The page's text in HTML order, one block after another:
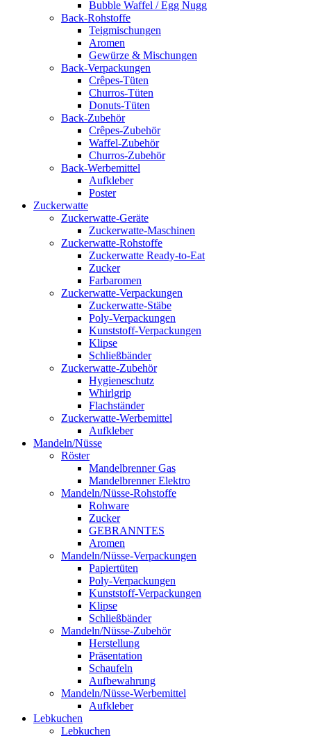
Bubble Waffel / Egg Nugg
Back-Rohstoffe
Teigmischungen
Aromen
Gewürze & Mischungen
Back-Verpackungen
Crêpes-Tüten
Churros-Tüten
Donuts-Tüten
Back-Zubehör
Crêpes-Zubehör
Waffel-Zubehör
Churros-Zubehör
Back-Werbemittel
Aufkleber
Poster
Zucker­watte
Zuckerwatte-Geräte
Zuckerwatte-Maschinen
Zuckerwatte-Rohstoffe
Zuckerwatte Ready-to-Eat
Zucker
Farbaromen
Zuckerwatte-Verpackungen
Zuckerwatte-Stäbe
Poly-Verpackungen
Kunststoff-Verpackungen
Klipse
Schließbänder
Zuckerwatte-Zubehör
Hygieneschutz
Whirlgrip
Flachständer
Zuckerwatte-Werbemittel
Aufkleber
Mandeln/Nüsse
Röster
Mandelbrenner Gas
Mandelbrenner Elektro
Mandeln/Nüsse-Rohstoffe
Rohware
Zucker
GEBRANNTES
Aromen
Mandeln/Nüsse-Verpackungen
Papiertüten
Poly-Verpackungen
Kunststoff-Verpackungen
Klipse
Schließbänder
Mandeln/Nüsse-Zubehör
Herstellung
Präsentation
Schaufeln
Aufbewahrung
Mandeln/Nüsse-Werbemittel
Aufkleber
Lebkuchen
Lebkuchen